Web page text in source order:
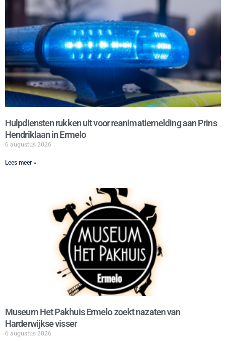
Hulpdiensten rukken uit voor reanimatiemelding aan Prins
Hendriklaan in Ermelo
6 augustus 2026
Lees meer »
Museum Het Pakhuis Ermelo zoekt nazaten van
Harderwijkse visser
6 augustus 2026